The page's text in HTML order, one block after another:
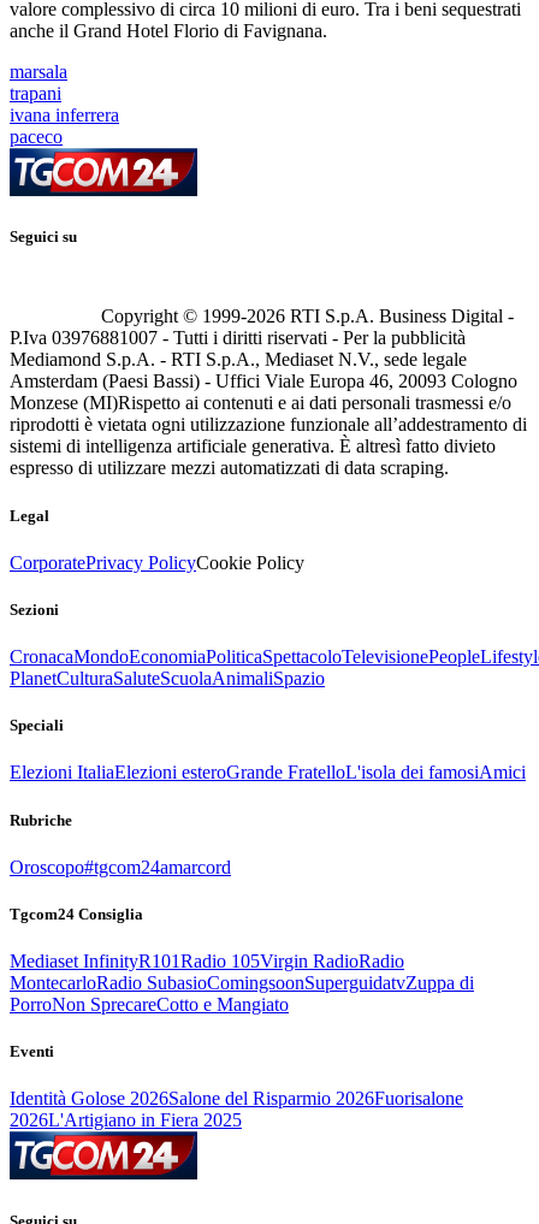
valore complessivo di circa 10 milioni di euro. Tra i beni sequestrati
anche il Grand Hotel Florio di Favignana.
marsala
trapani
ivana inferrera
paceco
Seguici su
Copyright © 1999-2026 RTI S.p.A. Business Digital -
P.Iva 03976881007 - Tutti i diritti riservati - Per la pubblicità
Mediamond S.p.A. - RTI S.p.A., Mediaset N.V., sede legale
Amsterdam (Paesi Bassi) - Uffici Viale Europa 46, 20093 Cologno
Monzese (MI)Rispetto ai contenuti e ai dati personali trasmessi e/o
riprodotti è vietata ogni utilizzazione funzionale all’addestramento di
sistemi di intelligenza artificiale generativa. È altresì fatto divieto
espresso di utilizzare mezzi automatizzati di data scraping.
Legal
CorporatePrivacy PolicyCookie Policy
Sezioni
CronacaMondoEconomiaPoliticaSpettacoloTelevisionePeople
PlanetCulturaSaluteScuolaAnimaliSpazio
Speciali
Elezioni ItaliaElezioni esteroGrande FratelloL'isola dei famosiAmici
Rubriche
Oroscopo#tgcom24amarcord
Tgcom24 Consiglia
Mediaset InfinityR101Radio 105Virgin RadioRadio
MontecarloRadio SubasioComingsoonSuperguidatvZuppa di
PorroNon SprecareCotto e Mangiato
Eventi
Identità Golose 2026Salone del Risparmio 2026Fuorisalone
2026L'Artigiano in Fiera 2025